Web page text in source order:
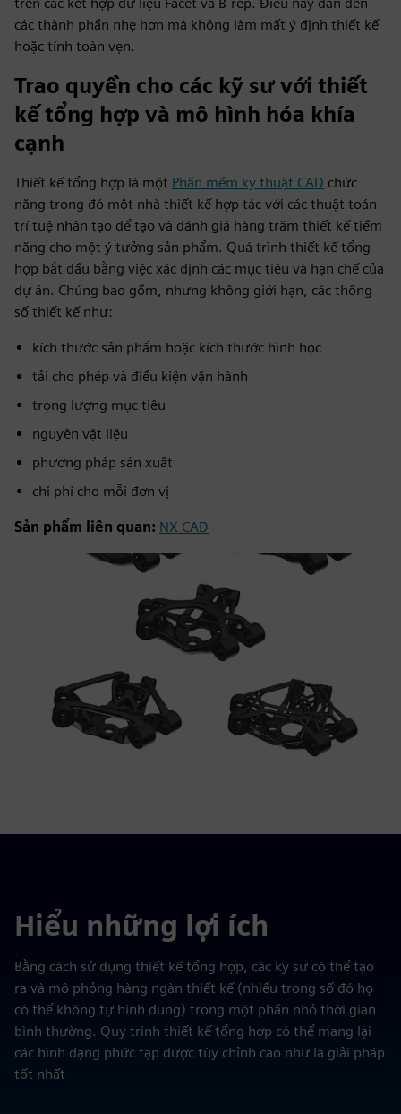
các thành phần nhẹ hơn mà không làm mất ý định thiết kế
hoặc tính toàn vẹn.
Trao quyền cho các kỹ sư với thiết
kế tổng hợp và mô hình hóa khía
cạnh
Thiết kế tổng hợp là một Phần mềm kỹ thuật CAD chức
năng trong đó một nhà thiết kế hợp tác với các thuật toán
trí tuệ nhân tạo để tạo và đánh giá hàng trăm thiết kế tiềm
năng cho một ý tưởng sản phẩm. Quá trình thiết kế tổng
hợp bắt đầu bằng việc xác định các mục tiêu và hạn chế của
dự án. Chúng bao gồm, nhưng không giới hạn, các thông
số thiết kế như:
kích thước sản phẩm hoặc kích thước hình học
tải cho phép và điều kiện vận hành
trọng lượng mục tiêu
nguyên vật liệu
phương pháp sản xuất
chi phí cho mỗi đơn vị
Sản phẩm liên quan: NX CAD
Hiểu những lợi ích
Bằng cách sử dụng thiết kế tổng hợp, các kỹ sư có thể tạo
ra và mô phỏng hàng ngàn thiết kế (nhiều trong số đó họ
có thể không tự hình dung) trong một phần nhỏ thời gian
bình thường. Quy trình thiết kế tổng hợp có thể mang lại
các hình dạng phức tạp được tùy chỉnh cao như là giải pháp
tốt nhất